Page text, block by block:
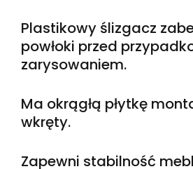
Plastikowy ślizgacz
powłoki przed
zarysowaniem.
Ma okrągłą płytkę
wkręty.
Zapewni stabilność